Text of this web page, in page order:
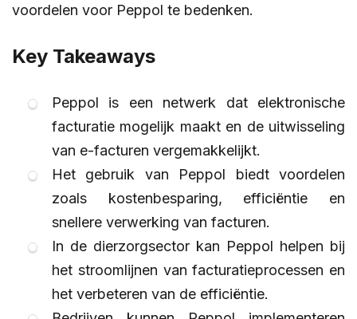
voordelen voor Peppol te bedenken.
Key Takeaways
Peppol is een netwerk dat elektronische
facturatie mogelijk maakt en de uitwisseling
van e-facturen vergemakkelijkt.
Het gebruik van Peppol biedt voordelen
zoals kostenbesparing, efficiëntie en
snellere verwerking van facturen.
In de dierzorgsector kan Peppol helpen bij
het stroomlijnen van facturatieprocessen en
het verbeteren van de efficiëntie.